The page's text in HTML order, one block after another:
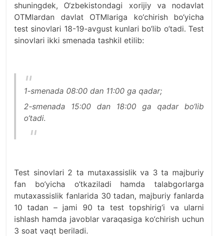
shuningdek, O‘zbekistondagi xorijiy va nodavlat
OTMlardan davlat OTMlariga ko‘chirish bo‘yicha
test sinovlari 18-19-avgust kunlari bo‘lib o‘tadi. Test
sinovlari ikki smenada tashkil etilib:
1-smenada 08:00 dan 11:00 ga qadar;
2-smenada 15:00 dan 18:00 ga qadar bo‘lib
o‘tadi.
Test sinovlari 2 ta mutaxassislik va 3 ta majburiy
fan bo‘yicha o‘tkaziladi hamda talabgorlarga
mutaxassislik fanlarida 30 tadan, majburiy fanlarda
10 tadan – jami 90 ta test topshirig‘i va ularni
ishlash hamda javoblar varaqasiga ko‘chirish uchun
3 soat vaqt beriladi.